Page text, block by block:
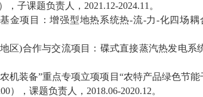
），子课题负责人， 2021.12-2024.11 。
金项目：增强型地热系统热-流-力-化四场耦
地区)合作与交流项目：碟式直接蒸汽热发电系
机装备”重点专项立项项目“农特产品绿色节
），课题负责人， 2018.06-2020.12。